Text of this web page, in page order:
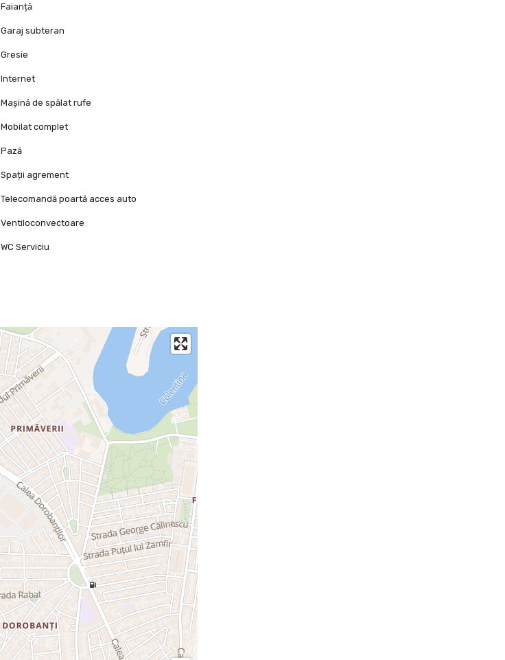
Faianță
Garaj subteran
Gresie
Internet
Mașină de spălat rufe
Mobilat complet
Pază
Spații agrement
Telecomandă poartă acces auto
Ventiloconvectoare
WC Serviciu